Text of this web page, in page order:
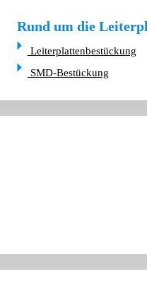
Rund um die
Leiterplattenbestückung
SMD-Bestückung